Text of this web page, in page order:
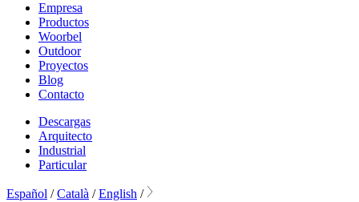
Empresa
Productos
Woorbel
Outdoor
Proyectos
Blog
Contacto
Descargas
Arquitecto
Industrial
Particular
Español /Català /English /